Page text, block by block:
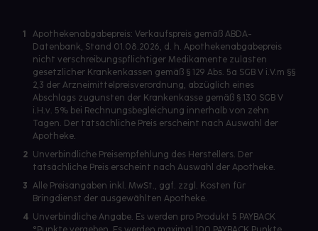
1
Apothekenabgabepreis: Verkaufspreis gemäß ABDA-
Datenbank, Stand 01.08.2026, d. h. Apothekenabgabepreis
nicht verschreibungspflichtiger Medikamente zulasten
gesetzlicher Krankenkassen gemäß § 129 Abs. 5a SGB V i.V.m §§
2,3 der Arzneimittelpreisverordnung, abzüglich eines
Abschlags zugunsten der Krankenkasse gemäß § 130 SGB V
i.H.v. 5% bei Rechnungsbegleichung innerhalb von zehn
Tagen. Der tatsächliche Preis erscheint nach Auswahl der
Apotheke.
2 Unverbindliche Preisempfehlung des Herstellers. Der
tatsächliche Preis erscheint nach Auswahl der Apotheke.
3 Alle Preisangaben inkl. MwSt., ggf. zzgl. Kosten für
Bringdienst der ausgewählten Apotheke.
4 Unverbindliche Angabe. Es werden pro Produkt 5 PAYBACK